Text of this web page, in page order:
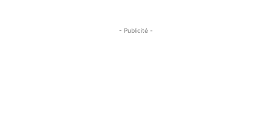
- Publicité -